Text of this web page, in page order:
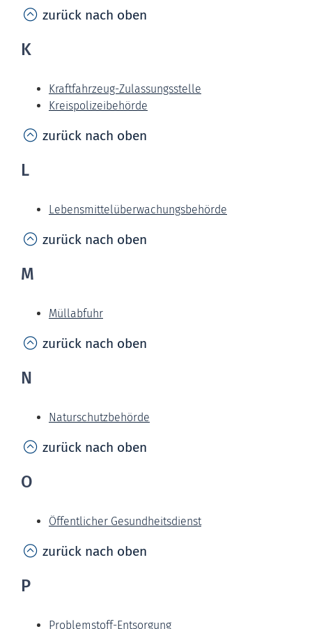
zurück nach oben
K
Kraftfahrzeug-Zulassungsstelle
Kreispolizeibehörde
zurück nach oben
L
Lebensmittelüberwachungsbehörde
zurück nach oben
M
Müllabfuhr
zurück nach oben
N
Naturschutzbehörde
zurück nach oben
O
Öffentlicher Gesundheitsdienst
zurück nach oben
P
Problemstoff-Entsorgung